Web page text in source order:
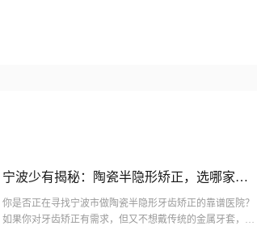
宁波少有揭秘：陶瓷半隐形矫正，选哪家医
美医院效果较好？
你是否正在寻找宁波市做陶瓷半隐形牙齿矫正的靠谱医院？
如果你对牙齿矫正有需求，但又不想戴传统的金属牙套，陶